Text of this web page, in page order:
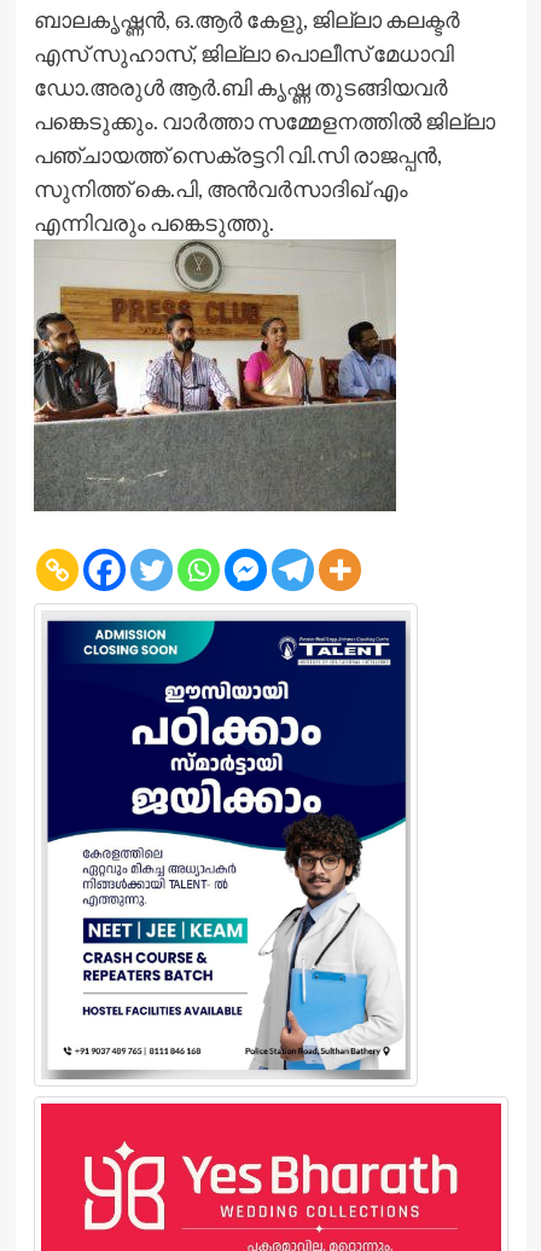
ബാലകൃഷ്ണന്‍, ഒ.ആര്‍ കേളു, ജില്ലാ കലക്ടര്‍
എസ് സുഹാസ്, ജില്ലാ പൊലീസ് മേധാവി
ഡോ.അരുള്‍ ആര്‍.ബി കൃഷ്ണ തുടങ്ങിയവര്‍
പങ്കെടുക്കും. വാര്‍ത്താ സമ്മേളനത്തില്‍ ജില്ലാ
പഞ്ചായത്ത് സെക്രട്ടറി വി.സി രാജപ്പന്‍,
സുനിത്ത് കെ.പി, അന്‍വര്‍സാദിഖ് എം
എന്നിവരും പങ്കെടുത്തു.